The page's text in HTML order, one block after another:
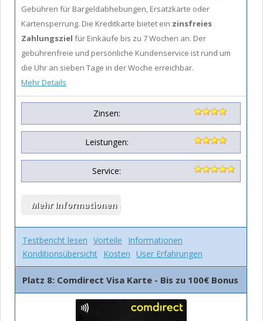
Gebühren für Bargeldabhebungen, Ersatzkarte oder
Kartensperrung. Die Kreditkarte bietet ein zinsfreies
Zahlungsziel für Einkäufe bis zu 7 Wochen an. Der
gebührenfreie und persönliche Kundenservice ist rund um
die Uhr an sieben Tage in der Woche erreichbar.
Mehr Details
Zinsen:
Leistungen:
Service:
Testbericht lesen Vorteile
Informationen
Konditionsübersicht Kosten User Erfahrungen
Platz 8: Comdirect Visa Karte - Bis zu 100€ Bonus